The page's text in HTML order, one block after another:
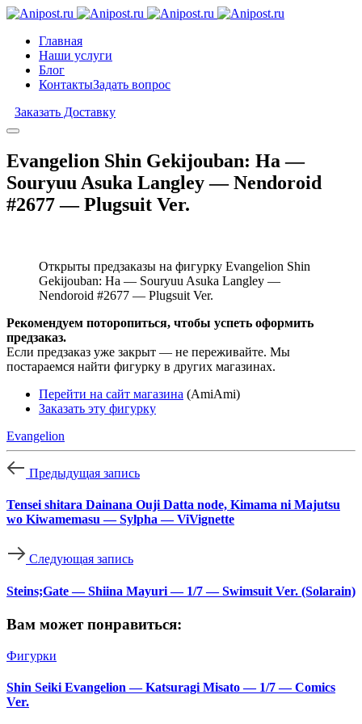
Главная
Наши услуги
Блог
КонтактыЗадать вопрос
Заказать Доставку
Evangelion Shin Gekijouban: Ha —
Souryuu Asuka Langley — Nendoroid
#2677 — Plugsuit Ver.
Открыты предзаказы на фигурку Evangelion Shin
Gekijouban: Ha — Souryuu Asuka Langley —
Nendoroid #2677 — Plugsuit Ver.
Рекомендуем поторопиться, чтобы успеть оформить
предзаказ.
Если предзаказ уже закрыт — не переживайте. Мы
постараемся найти фигурку в других магазинах.
Перейти на сайт магазина (AmiAmi)
Заказать эту фигурку
Evangelion
Предыдущая запись
Tensei shitara Dainana Ouji Datta node, Kimama ni Majutsu
wo Kiwamemasu — Sylpha — ViVignette
Следующая запись
Steins;Gate — Shiina Mayuri — 1/7 — Swimsuit Ver. (Solarain)
Вам может понравиться:
Фигурки
Shin Seiki Evangelion — Katsuragi Misato — 1/7 — Comics
Ver.